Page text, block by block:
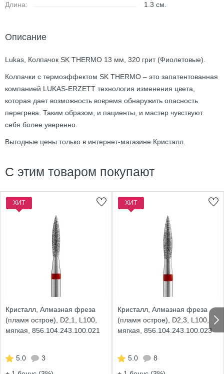
Длина: 1.3см.
Описание
Lukas, Колпачок SK THERMO 13 мм, 320 грит (Фиолетовые).
Колпачки с термоэффектом SK THERMO – это запатентованная
компанией LUKAS-ERZETT технология изменения цвета,
которая дает возможность вовремя обнаружить опасность
перегрева. Таким образом, и пациенты, и мастер чувствуют
себя более уверенно.
Выгодные цены только в интернет-магазине Кристалл.
С этим товаром покупают
ХИТ
Кристалл, Алмазная фреза
(пламя острое), D2,1, L100,
мягкая, 856.104.243.100.021
5.0
3
ХИТ
Кристалл, Алмазная фреза
(пламя острое), D2,3, L100,
мягкая, 856.104.243.100.023
5.0
8